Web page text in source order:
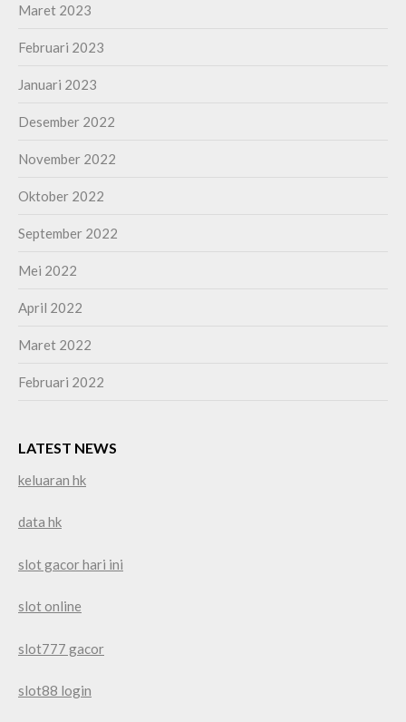
Maret 2023
Februari 2023
Januari 2023
Desember 2022
November 2022
Oktober 2022
September 2022
Mei 2022
April 2022
Maret 2022
Februari 2022
LATEST NEWS
keluaran hk
data hk
slot gacor hari ini
slot online
slot777 gacor
slot88 login